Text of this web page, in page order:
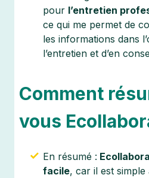
pour l’entretien
ce qui me permet de
les informations dans
l’entretien et d’en
Comment
vous
En résumé :
facile, car il est